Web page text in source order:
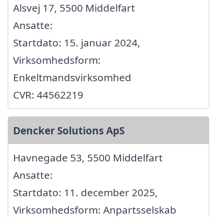
Alsvej 17, 5500 Middelfart
Ansatte:
Startdato: 15. januar 2024,
Virksomhedsform:
Enkeltmandsvirksomhed
CVR: 44562219
Dencker Solutions ApS
Havnegade 53, 5500 Middelfart
Ansatte:
Startdato: 11. december 2025,
Virksomhedsform: Anpartsselskab